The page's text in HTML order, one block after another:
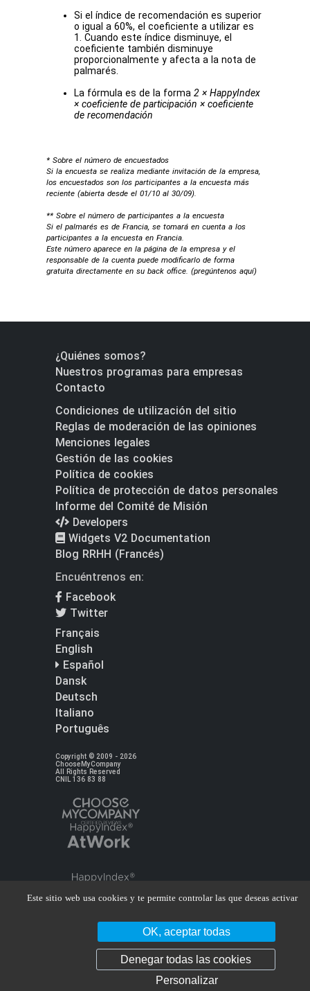
Si el índice de recomendación es superior
o igual a 60%, el coeficiente a utilizar es
1. Cuando este índice disminuye, el
coeficiente también disminuye
proporcionalmente y afecta a la nota de
palmarés.
La fórmula es de la forma2 × HappyIndex
× coeficiente de participación × coeficiente
de recomendación
* Sobre el número de encuestados
Si la encuesta se realiza mediante invitación de la empresa,
los encuestados son los participantes a la encuesta más
reciente (abierta desde el 01/10 al 30/09).
** Sobre el número de participantes a la encuesta
Si el palmarés es de Francia, se tomará en cuenta a los
participantes a la encuesta en Francia.
Este número aparece en la página de la empresa y el
responsable de la cuenta puede modificarlo de forma
gratuita directamente en su back office. (pregúntenos aquí)
¿Quiénes somos?
Nuestros programas para empresas
Contacto
Condiciones de utilización del sitio
Reglas de moderación de las opiniones
Menciones legales
Gestión de las cookies
Política de cookies
Política de protección de datos personales
Informe del Comité de Misión
Developers
Widgets V2 Documentation
Blog RRHH (Francés)
Encuéntrenos en:
Facebook
Twitter
Français
English
Español
Dansk
Deutsch
Italiano
Português
Copyright © 2009 - 2026
ChooseMyCompany
All Rights Reserved
CNIL 136 83 88
Este sitio web usa cookies y te permite controlar las que deseas activar
OK, aceptar todas
Denegar todas las cookies
Personalizar